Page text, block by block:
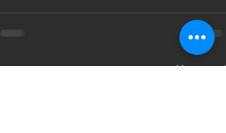
Post recenti Mostra tutti